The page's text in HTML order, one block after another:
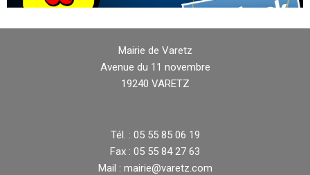
Mairie de Varetz
Avenue du 11 novembre
19240 VARETZ
Tél. : 05 55 85 06 19
Fax : 05 55 84 27 63
Mail : mairie@varetz.com